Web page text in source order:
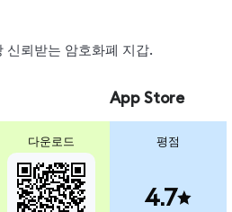
뢰받는 암호화폐 지갑.
다운로드
App Store
평점
4.7